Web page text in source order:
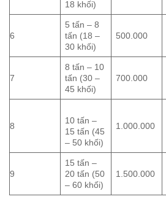
18 khối)
6
5 tấn – 8
tấn (18 –
30 khối)
500.000
7
8 tấn – 10
tấn (30 –
45 khối)
700.000
8
10 tấn –
15 tấn (45
– 50 khối)
1.000.000
9
15 tấn –
20 tấn (50
– 60 khối)
1.500.000